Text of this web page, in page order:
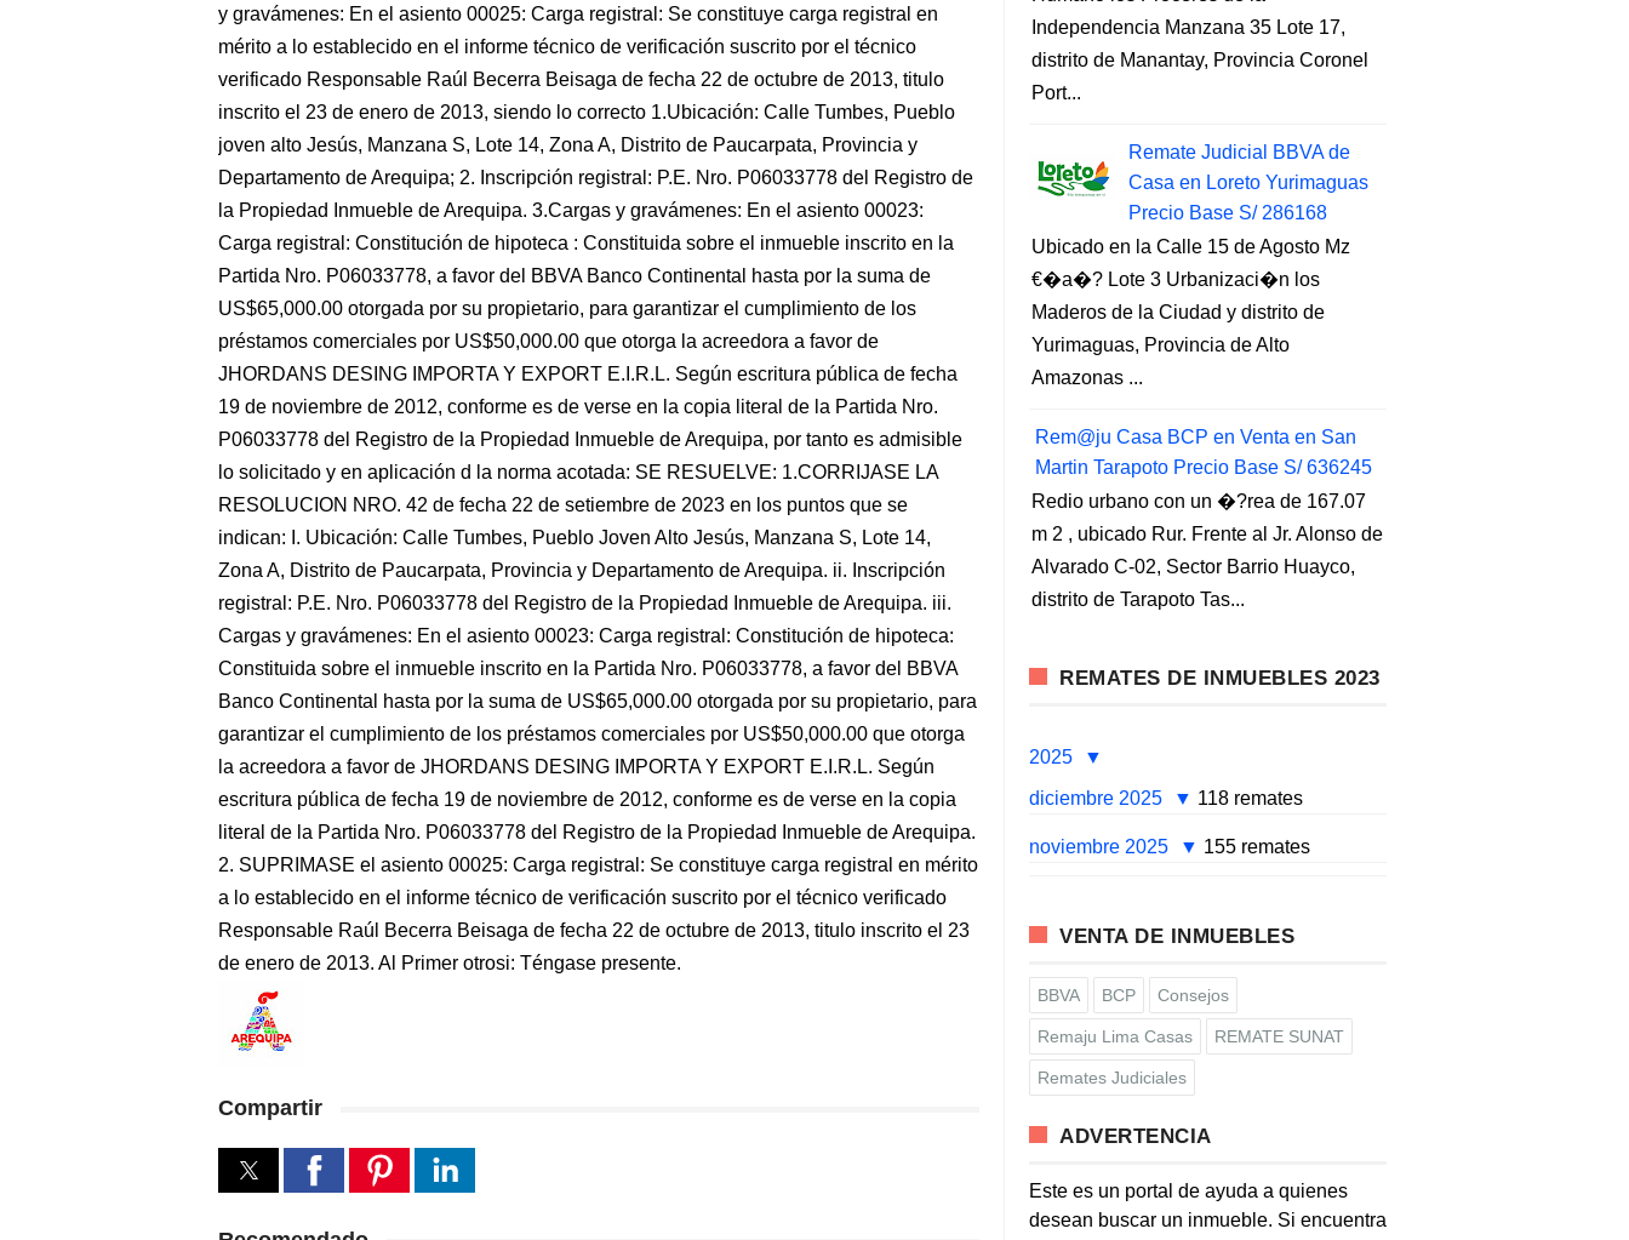
y gravámenes: En el asiento 00025: Carga registral: Se constituye carga registral en
mérito a lo establecido en el informe técnico de verificación suscrito por el técnico
verificado Responsable Raúl Becerra Beisaga de fecha 22 de octubre de 2013, titulo
inscrito el 23 de enero de 2013, siendo lo correcto 1.Ubicación: Calle Tumbes, Pueblo
joven alto Jesús, Manzana S, Lote 14, Zona A, Distrito de Paucarpata, Provincia y
Departamento de Arequipa; 2. Inscripción registral: P.E. Nro. P06033778 del Registro de
la Propiedad Inmueble de Arequipa. 3.Cargas y gravámenes: En el asiento 00023:
Carga registral: Constitución de hipoteca : Constituida sobre el inmueble inscrito en la
Partida Nro. P06033778, a favor del BBVA Banco Continental hasta por la suma de
US$65,000.00 otorgada por su propietario, para garantizar el cumplimiento de los
préstamos comerciales por US$50,000.00 que otorga la acreedora a favor de
JHORDANS DESING IMPORTA Y EXPORT E.I.R.L. Según escritura pública de fecha
19 de noviembre de 2012, conforme es de verse en la copia literal de la Partida Nro.
P06033778 del Registro de la Propiedad Inmueble de Arequipa, por tanto es admisible
lo solicitado y en aplicación d la norma acotada: SE RESUELVE: 1.CORRIJASE LA
RESOLUCION NRO. 42 de fecha 22 de setiembre de 2023 en los puntos que se
indican: I. Ubicación: Calle Tumbes, Pueblo Joven Alto Jesús, Manzana S, Lote 14,
Zona A, Distrito de Paucarpata, Provincia y Departamento de Arequipa. ii. Inscripción
registral: P.E. Nro. P06033778 del Registro de la Propiedad Inmueble de Arequipa. iii.
Cargas y gravámenes: En el asiento 00023: Carga registral: Constitución de hipoteca:
Constituida sobre el inmueble inscrito en la Partida Nro. P06033778, a favor del BBVA
Banco Continental hasta por la suma de US$65,000.00 otorgada por su propietario, para
garantizar el cumplimiento de los préstamos comerciales por US$50,000.00 que otorga
la acreedora a favor de JHORDANS DESING IMPORTA Y EXPORT E.I.R.L. Según
escritura pública de fecha 19 de noviembre de 2012, conforme es de verse en la copia
literal de la Partida Nro. P06033778 del Registro de la Propiedad Inmueble de Arequipa.
2. SUPRIMASE el asiento 00025: Carga registral: Se constituye carga registral en mérito
a lo establecido en el informe técnico de verificación suscrito por el técnico verificado
Responsable Raúl Becerra Beisaga de fecha 22 de octubre de 2013, titulo inscrito el 23
de enero de 2013. Al Primer otrosi: Téngase presente.
Compartir
Independencia Manzana 35 Lote 17,
distrito de Manantay, Provincia Coronel
Port...
Remate Judicial BBVA de
Casa en Loreto Yurimaguas
Precio Base S/ 286168
Ubicado en la Calle 15 de Agosto Mz
€�a�? Lote 3 Urbanizaci�n los
Maderos de la Ciudad y distrito de
Yurimaguas, Provincia de Alto
Amazonas ...
Rem@ju Casa BCP en Venta en San
Martin Tarapoto Precio Base S/ 636245
Redio urbano con un �?rea de 167.07
m 2 , ubicado Rur. Frente al Jr. Alonso de
Alvarado C-02, Sector Barrio Huayco,
distrito de Tarapoto Tas...
REMATES DE INMUEBLES 2023
2025
diciembre 2025
118 remates
noviembre 2025 155 remates
VENTA DE INMUEBLES
BBVA BCP Consejos
Remaju Lima Casas REMATE SUNAT
Remates Judiciales
ADVERTENCIA
Este es un portal de ayuda a quienes
desean buscar un inmueble. Si encuentra